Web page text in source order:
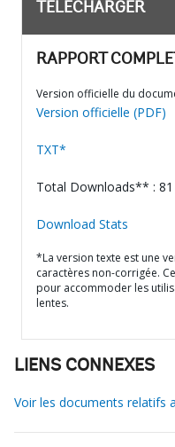
TÉLÉCHARGER
RAPPORT
Version officielle du
Version officielle (PDF)
TXT*
Total Downloads** : 81
Download Stats
*La version texte est une
caractères non-corrigée.
pour accommoder les
lentes.
LIENS CONNEXES
Voir les documents relatifs